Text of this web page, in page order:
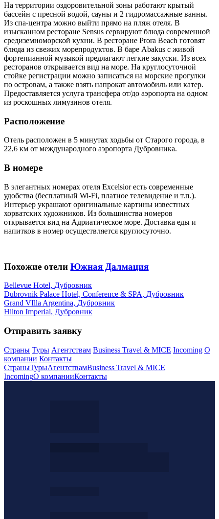
На территории оздоровительной зоны работают крытый
бассейн с пресной водой, сауны и 2 гидромассажные ванны.
Из спа-центра можно выйти прямо на пляж отеля. В
изысканном ресторане Sensus сервируют блюда современной
средиземноморской кухни. В ресторане Prora Beach готовят
блюда из свежих морепродуктов. В баре Abakus с живой
фортепианной музыкой предлагают легкие закуски. Из всех
ресторанов открывается вид на море. На круглосуточной
стойке регистрации можно записаться на морские прогулки
по островам, а также взять напрокат автомобиль или катер.
Предоставляется услуга трансфера от/до аэропорта на одном
из роскошных лимузинов отеля.
Расположение
Отель расположен в 5 минутах ходьбы от Старого города, в
22,6 км от международного аэропорта Дубровника.
В номере
В элегантных номерах отеля Excelsior есть современные
удобства (бесплатный Wi-Fi, платное телевидение и т.п.).
Интерьер украшают оригинальные картины известных
хорватских художников. Из большинства номеров
открывается вид на Адриатическое море. Доставка еды и
напитков в номер осуществляется круглосуточно.
Похожие отели Южная Далмация
Bellevue Hotel, Дубровник
Dubrovnik Palace Hotel, Conference & SPA, Дубровник
Grand VIlla Argentina, Дубровник
Hilton Imperial, Дубровник
Отправить заявку
Страны Туры Агентствам Business Travel & MICE Incoming О
компании Контакты
СтраныТурыАгентствамBusiness Travel & MICE
IncomingО компанииКонтакты